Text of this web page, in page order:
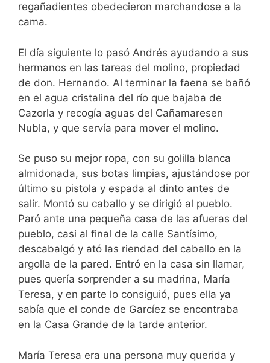
regañadientes obedecieron marchandose a la
cama.
El día siguiente lo pasó Andrés ayudando a sus
hermanos en las tareas del molino, propiedad
de don. Hernando. Al terminar la faena se bañó
en el agua cristalina del río que bajaba de
Cazorla y recogía aguas del Cañamaresen
Nubla, y que servía para mover el molino.
Se puso su mejor ropa, con su golilla blanca
almidonada, sus botas limpias, ajustándose por
último su pistola y espada al dinto antes de
salir. Montó su caballo y se dirigió al pueblo.
Paró ante una pequeña casa de las afueras del
pueblo, casi al final de la calle Santísimo,
descabalgó y ató las riendad del caballo en la
argolla de la pared. Entró en la casa sin llamar,
pues quería sorprender a su madrina, María
Teresa, y en parte lo consiguió, pues ella ya
sabía que el conde de Garcíez se encontraba
en la Casa Grande de la tarde anterior.
María Teresa era una persona muy querida y